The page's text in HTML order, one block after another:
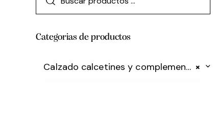
Categorias de productos
×
Calzado calcetines y complementos